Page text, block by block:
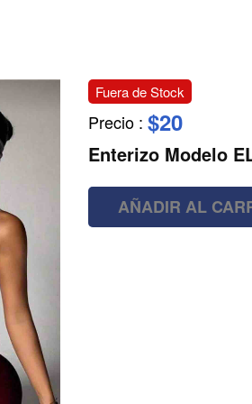
Fuera de Stock
Precio : $20
Enterizo Modelo
AÑADIR AL